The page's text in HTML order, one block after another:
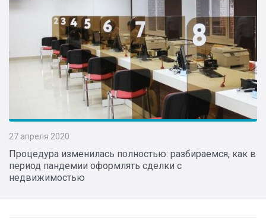
27 апреля 2020
Процедура изменилась полностью: разбираемся, как в
период пандемии оформлять сделки с
недвижимостью